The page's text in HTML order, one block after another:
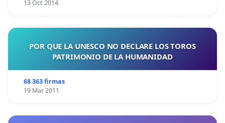
13 Oct 2014
POR QUE LA UNESCO NO DECLARE LOS TOROS
PATRIMONIO DE LA HUMANIDAD
68 363 firmas
19 Mar 2011